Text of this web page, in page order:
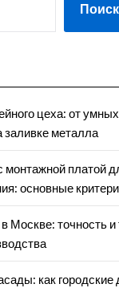
Поиск
цеха: от
заливке металла
платой
основные
Москве: точность и
как городские